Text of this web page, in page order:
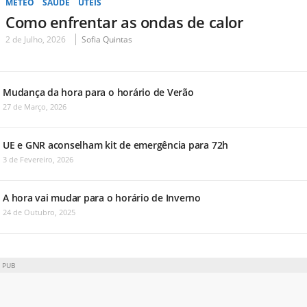
METEO SAÚDE ÚTEIS
Como enfrentar as ondas de calor
2 de Julho, 2026 Sofia Quintas
Mudança da hora para o horário de Verão
27 de Março, 2026
UE e GNR aconselham kit de emergência para 72h
3 de Fevereiro, 2026
A hora vai mudar para o horário de Inverno
24 de Outubro, 2025
PUB